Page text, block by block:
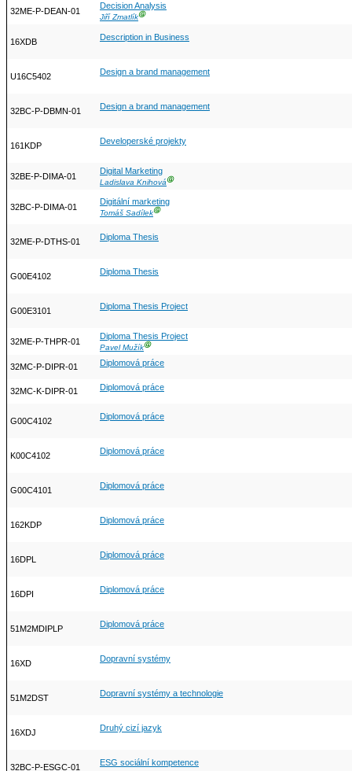
32ME-P-DEAN-01
Decision Analysis
Jiří ZmatlíkⒼ
16XDB Description in Business
U16C5402 Design a brand management
32BC-P-DBMN-01 Design a brand management
161KDP Developerské projekty
32BE-P-DIMA-01
Digital Marketing
Ladislava KnihováⒼ
32BC-P-DIMA-01
Digitální marketing
Tomáš SadílekⒼ
32ME-P-DTHS-01 Diploma Thesis
G00E4102 Diploma Thesis
G00E3101 Diploma Thesis Project
32ME-P-THPR-01
Diploma Thesis Project
Pavel MužíkⒼ
32MC-P-DIPR-01 Diplomová práce
32MC-K-DIPR-01 Diplomová práce
G00C4102 Diplomová práce
K00C4102 Diplomová práce
G00C4101 Diplomová práce
162KDP Diplomová práce
16DPL Diplomová práce
16DPI Diplomová práce
51M2MDIPLP Diplomová práce
16XD Dopravní systémy
51M2DST Dopravní systémy a technologie
16XDJ Druhý cizí jazyk
32BC-P-ESGC-01 ESG sociální kompetence